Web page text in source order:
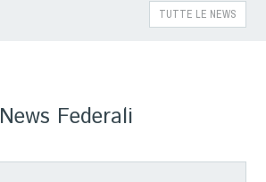
TUTTE LE NEWS
News Federali